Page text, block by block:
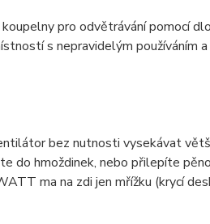
pro odvětrávání pomocí
s nepravidelým používáním
bez nutnosti vysekávat
do hmoždinek, nebo přilepíte
ma na zdi jen mřížku (krycí